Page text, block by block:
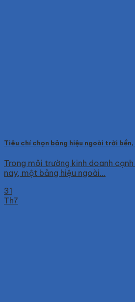
Tiêu chí chọn bảng hiệu ngoài trời
Trong môi trường kinh doanh
nay, một bảng hiệu ngoài...
31
Th7